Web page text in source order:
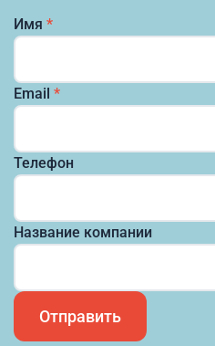
Имя *
Email *
Телефон
Название компании
Отправить